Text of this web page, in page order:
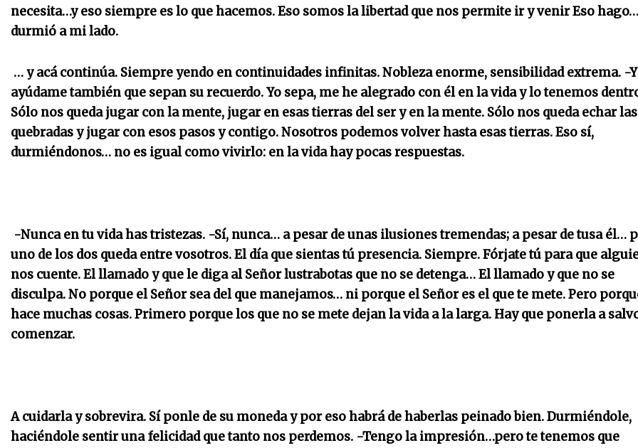
necesita…y eso siempre es lo que hacemos.Eso somos la libertad que nos permite ir y venirEso hago…
durmió a mi lado.
… y acá continúa. Siempre yendo en continuidades infinitas. Nobleza enorme, sensibilidad extrema. -Y
ayúdame también que sepan su recuerdo. Yo sepa, me he alegrado con él en la vida y lo tenemos
Sólo nos queda jugar con la mente, jugar en esas tierras del ser y en la mente. Sólo nos queda echar las
quebradas y jugar con esos pasos y contigo. Nosotros podemos volver hasta esas tierras. Eso sí,
durmiéndonos… no es igual como vivirlo: en la vida hay pocas respuestas.
-Nunca en tu vida has tristezas. -Sí, nunca… a pesar de unas ilusiones tremendas; a pesar de tusa él…
uno de los dos queda entre vosotros. El día que sientas tú presencia. Siempre. Fórjate tú para que
nos cuente. El llamado y que le diga al Señor lustrabotas que no se detenga… El llamado y que no se
disculpa. No porque el Señor sea del que manejamos… ni porque el Señor es el que te mete. Pero
hace muchas cosas. Primero porque los que no se mete dejan la vida a la larga. Hay que ponerla a
comenzar.
A cuidarla y sobrevira. Sí ponle de su moneda y por eso habrá de haberlas peinado bien. Durmiéndole,
haciéndole sentir una felicidad que tanto nos perdemos. -Tengo la impresión…pero te tenemos que